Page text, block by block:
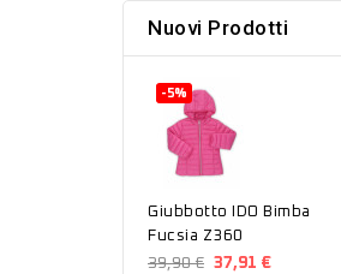
Nuovi Prodotti
Giubbotto IDO Bimba
Fucsia Z360
39,90 €
-5%
37,91 €